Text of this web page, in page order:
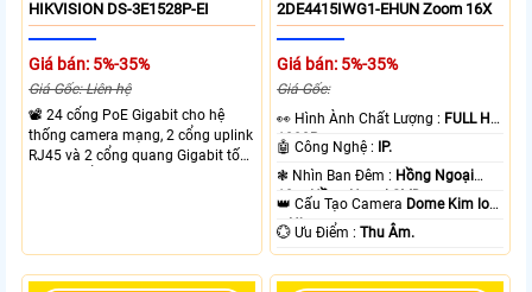
HIKVISION DS-3E1528P-EI
Giá bán: 5%-35%
Giá Gốc: Liên hệ
📽 24 cổng PoE Gigabit cho hệ
thống camera mạng, 2 cổng uplink
RJ45 và 2 cổng quang Gigabit tốc
2DE4415IWG1-EHUN Zoom 16X
Giá bán: 5%-35%
Giá Gốc:
️👀 Hình Ành Chất Lượng : FULL HD
1080P .
🤖️ Công Nghệ :
IP.
❃ Nhìn Ban Đêm : Hồng Ngoại
10m Hồng Ngoại SMD.
👑 Cấu Tạo Camera Dome Kim loại
+ Nhựa.
️💮 Ưu Điểm :Thu Âm.